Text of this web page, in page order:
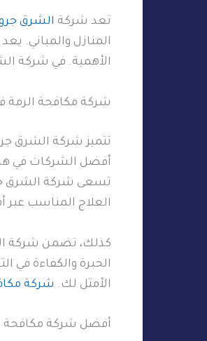
تعد شركة الشرق
المنازل والمباني.
الأهمية. في شركة
شركة مكافحة الرمة
تتميز شركة الشرق
أفضل الشركات في هذا
تسعى شركة الشرق
العلاج المناسب عبر
كذلك، تضمن شركة
الخبرة والكفاءة في
الأمثل لك. شركة
أفضل شركة مكافحة